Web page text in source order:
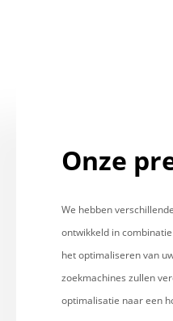
Onze
We hebben
ontwikkeld in
het optimaliseren van
zoekmachines zullen
optimalisatie naar een